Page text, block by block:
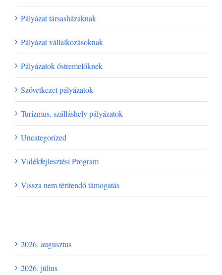
Pályázat társasházaknak
Pályázat vállalkozásoknak
Pályázatok őstremelőknek
Szövetkezet pályázatok
Turizmus, szálláshely pályázatok
Uncategorized
Vidékfejlesztési Program
Vissza nem térítendő támogatás
2026. augusztus
2026. július